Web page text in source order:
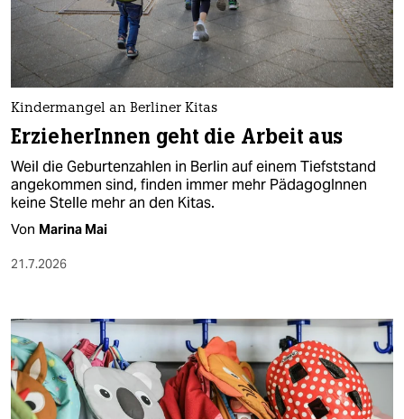
nord
wahrheit
verlag
verlag
veranstaltungen
shop
fragen & hilfe
abo
genossenschaft
epaper login
Kindermangel an Berliner Kitas
ErzieherInnen geht die Arbeit aus
Weil die Geburtenzahlen in Berlin auf einem Tiefststand
angekommen sind, finden immer mehr PädagogInnen
keine Stelle mehr an den Kitas.
Von Marina Mai
21.7.2026